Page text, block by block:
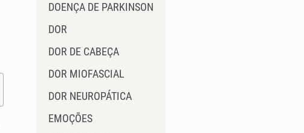
DOENÇA DE PARKINSON
DOR
DOR DE CABEÇA
DOR MIOFASCIAL
DOR NEUROPÁTICA
EMOÇÕES